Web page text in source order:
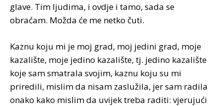
glave. Tim ljudima, i ovdje i tamo, sada se
obraćam. Možda će me netko čuti.
Kaznu koju mi je moj grad, moj jedini grad, moje
kazalište, moje jedino kazalište, tj. jedino kazalište
koje sam smatrala svojim, kaznu koju su mi
priredili, mislim da nisam zaslužila, jer sam radila
onako kako mislim da uvijek treba raditi: vjerujući